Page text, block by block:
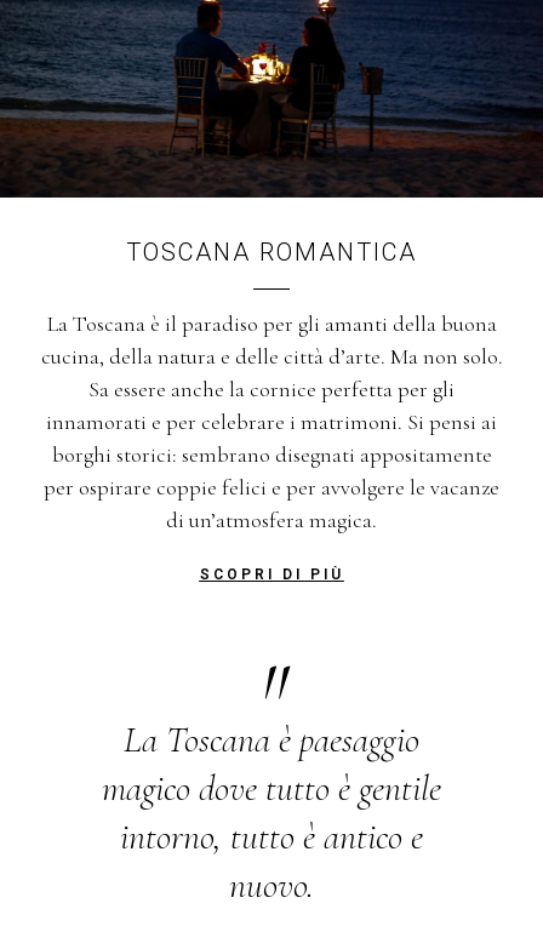
TOSCANA ROMANTICA
La Toscana è il paradiso per gli amanti della buona
cucina, della natura e delle città d’arte. Ma non solo.
Sa essere anche la cornice perfetta per gli
innamorati e per celebrare i matrimoni. Si pensi ai
borghi storici: sembrano disegnati appositamente
per ospirare coppie felici e per avvolgere le vacanze
di un’atmosfera magica.
SCOPRI DI PIÙ
"
La Toscana è paesaggio
magico dove tutto è gentile
intorno, tutto è antico e
nuovo.